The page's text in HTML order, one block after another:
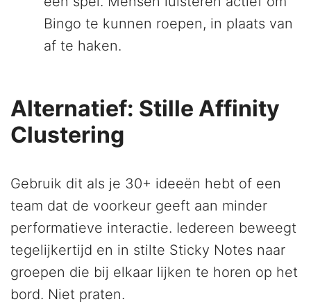
Bingo te kunnen roepen, in plaats van
af te haken.
Alternatief: Stille Affinity
Clustering
Gebruik dit als je 30+ ideeën hebt of een
team dat de voorkeur geeft aan minder
performatieve interactie. Iedereen beweegt
tegelijkertijd en in stilte Sticky Notes naar
groepen die bij elkaar lijken te horen op het
bord. Niet praten.